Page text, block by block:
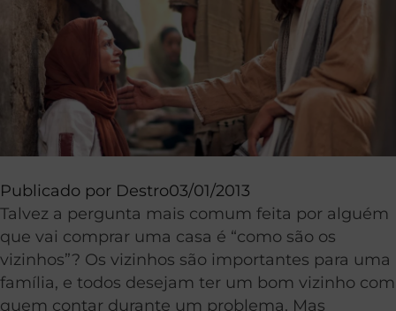
Publicado por Destro03/01/2013
Talvez a pergunta mais comum feita por alguém
que vai comprar uma casa é “como são os
vizinhos”? Os vizinhos são importantes para uma
família, e todos desejam ter um bom vizinho com
quem contar durante um problema. Mas